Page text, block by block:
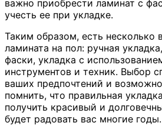
важно приобрести ламинат с
учесть ее при укладке.
Таким образом, есть несколько
ламината на пол: ручная
фаски, укладка с
инструментов и техник. Выбор
ваших предпочтений и
помнить, что правильная
получить красивый и
будет радовать вас многие годы.